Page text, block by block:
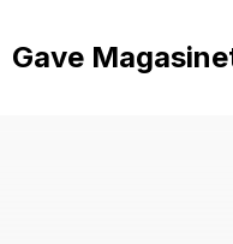
indhold
Gave